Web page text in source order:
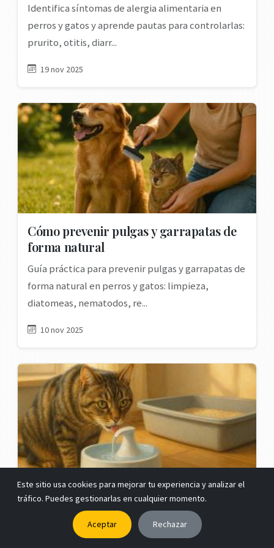
Identifica síntomas de alergia alimentaria en
perros y gatos y aprende pautas para controlarlas:
prurito, otitis, diarr...
19 nov 2025
Cómo prevenir pulgas y garrapatas de
forma natural
Guía práctica para prevenir pulgas y garrapatas de
forma natural en perros y gatos: limpieza,
diatomeas, nematodos, re...
10 nov 2025
Señales de alerta temprana de
problemas renales en gatos
Cómo detectar a tiempo la insuficiencia renal en
Este sitio usa cookies para mejorar tu experiencia y analizar el
tráfico. Puedes gestionarlas en cualquier momento.
Aceptar Rechazar